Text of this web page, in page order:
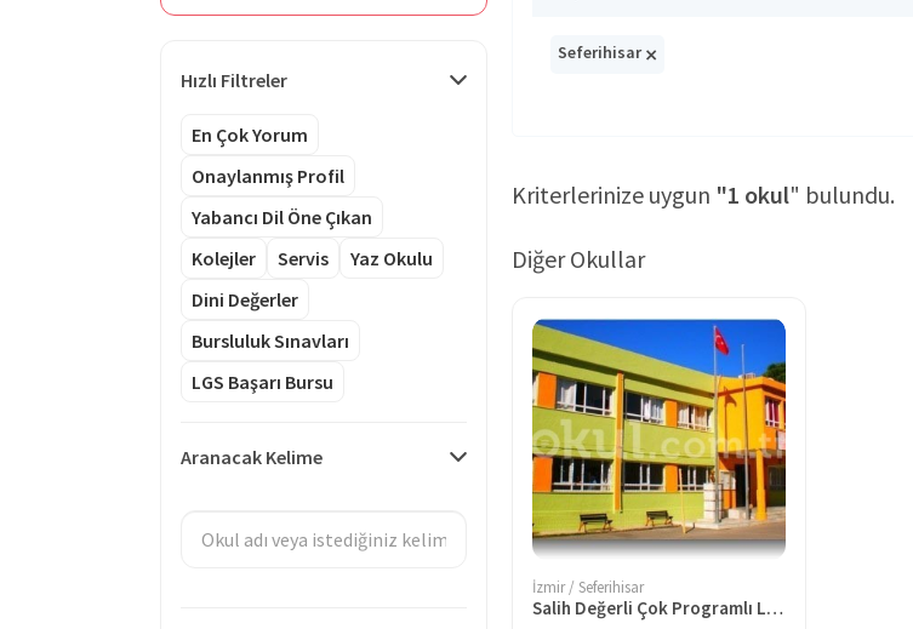
Hızlı Filtreler
En Çok Yorum
Onaylanmış Profil
Yabancı Dil Öne Çıkan
Kolejler
Servis
Yaz Okulu
Dini Değerler
Bursluluk Sınavları
LGS Başarı Bursu
Aranacak Kelime
Seferihisar×
Kriterlerinize uygun "1 okul" bulundu.
Diğer Okullar
İzmir / Seferihisar
Salih Değerli Çok Programlı Lise